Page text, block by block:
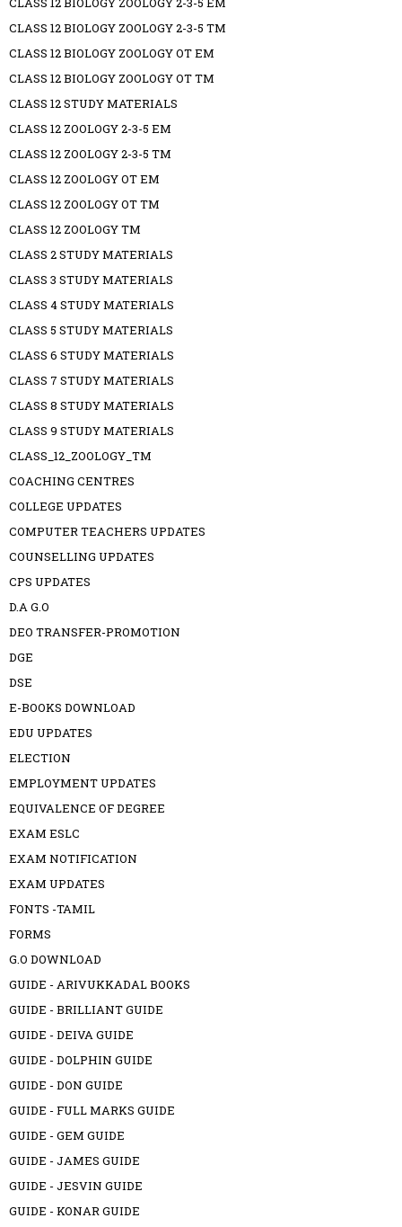
CLASS 12 BIOLOGY ZOOLOGY 2-3-5 TM
CLASS 12 BIOLOGY ZOOLOGY OT EM
CLASS 12 BIOLOGY ZOOLOGY OT TM
CLASS 12 STUDY MATERIALS
CLASS 12 ZOOLOGY 2-3-5 EM
CLASS 12 ZOOLOGY 2-3-5 TM
CLASS 12 ZOOLOGY OT EM
CLASS 12 ZOOLOGY OT TM
CLASS 12 ZOOLOGY TM
CLASS 2 STUDY MATERIALS
CLASS 3 STUDY MATERIALS
CLASS 4 STUDY MATERIALS
CLASS 5 STUDY MATERIALS
CLASS 6 STUDY MATERIALS
CLASS 7 STUDY MATERIALS
CLASS 8 STUDY MATERIALS
CLASS 9 STUDY MATERIALS
CLASS_12_ZOOLOGY_TM
COACHING CENTRES
COLLEGE UPDATES
COMPUTER TEACHERS UPDATES
COUNSELLING UPDATES
CPS UPDATES
D.A G.O
DEO TRANSFER-PROMOTION
DGE
DSE
E-BOOKS DOWNLOAD
EDU UPDATES
ELECTION
EMPLOYMENT UPDATES
EQUIVALENCE OF DEGREE
EXAM ESLC
EXAM NOTIFICATION
EXAM UPDATES
FONTS -TAMIL
FORMS
G.O DOWNLOAD
GUIDE - ARIVUKKADAL BOOKS
GUIDE - BRILLIANT GUIDE
GUIDE - DEIVA GUIDE
GUIDE - DOLPHIN GUIDE
GUIDE - DON GUIDE
GUIDE - FULL MARKS GUIDE
GUIDE - GEM GUIDE
GUIDE - JAMES GUIDE
GUIDE - JESVIN GUIDE
GUIDE - KONAR GUIDE